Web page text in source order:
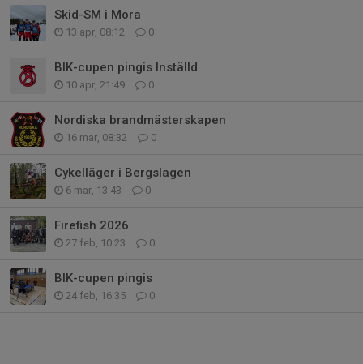
Skid-SM i Mora
13 apr, 08:12 0
BIK-cupen pingis Inställd
10 apr, 21:49 0
Nordiska brandmästerskapen
16 mar, 08:32 0
Cykelläger i Bergslagen
6 mar, 13:43 0
Firefish 2026
27 feb, 10:23 0
BIK-cupen pingis
24 feb, 16:35 0